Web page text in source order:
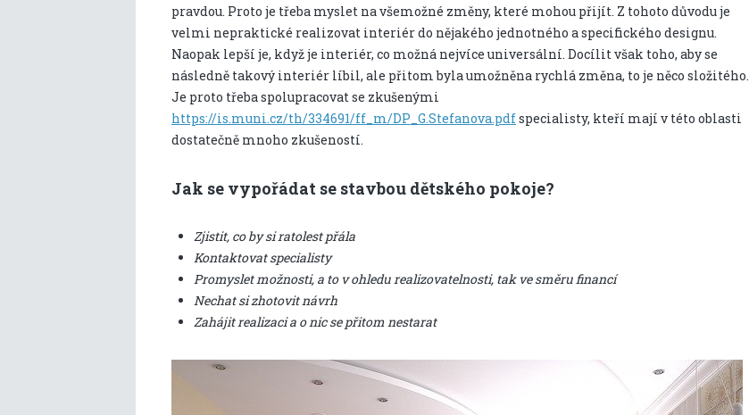
pravdou. Proto je třeba myslet na všemožné změny, které mohou přijít. Z tohoto důvodu je
velmi nepraktické realizovat interiér do nějakého jednotného a specifického designu.
Naopak lepší je, když je interiér, co možná nejvíce universální. Docílit však toho, aby se
následně takový interiér líbil, ale přitom byla umožněna rychlá změna, to je něco složitého.
Je proto třeba spolupracovat se zkušenými
https://is.muni.cz/th/334691/ff_m/DP_G.Stefanova.pdfspecialisty, kteří mají v této oblasti
dostatečně mnoho zkušeností.
Jak se vypořádat se stavbou dětského pokoje?
Zjistit, co by si ratolest přála
Kontaktovat specialisty
Promyslet možnosti, a to v ohledu realizovatelnosti, tak ve směru financí
Nechat si zhotovit návrh
Zahájit realizaci a o nic se přitom nestarat